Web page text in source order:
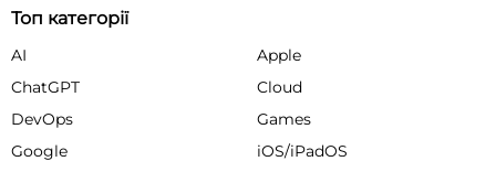
Топ категорії
AI
Apple
ChatGPT
Cloud
DevOps
Games
Google
iOS/iPadOS